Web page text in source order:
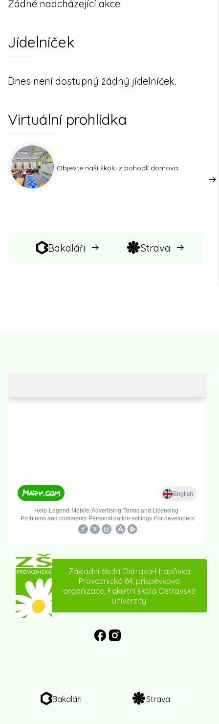
Žádné nadcházející akce.
Jídelníček
Dnes není dostupný žádný jídelníček.
Virtuální prohlídka
Objevte naší školu z pohodlí domova
Bakaláři Strava
Základní škola Ostrava-Hrabůvka
Provaznická 64, příspěvková
organizace, Fakultní škola Ostravské
univerzity
Bakaláři Strava